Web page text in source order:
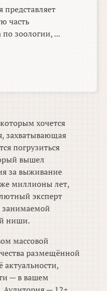
часть
по зоологии, ...
хочется
захватывающая
погрузиться
вышел
за выживание
миллионы лет,
эксперт
занимаемой
ниши.
массовой
размещённой
— в вашем